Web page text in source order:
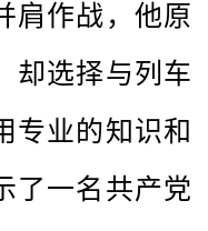
肩作战，他原
却选择与列车
专业的知识和
了一名共产党